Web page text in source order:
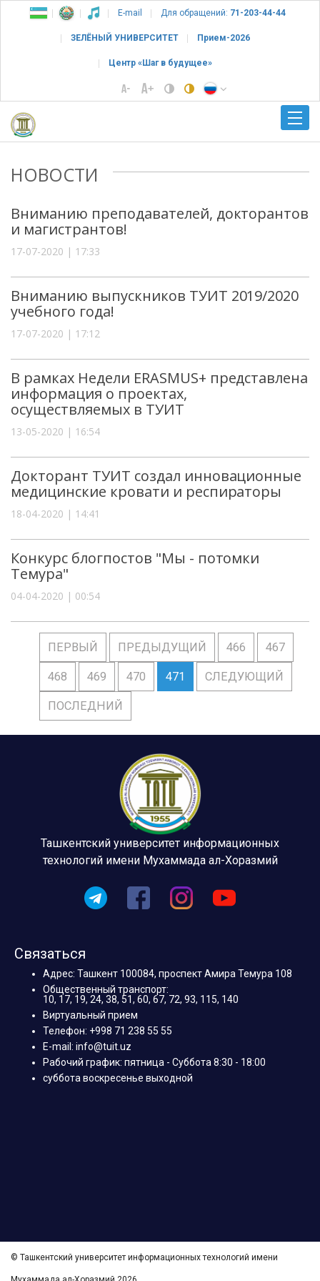
E-mail Для обращений: 71-203-44-44
ЗЕЛЁНЫЙ УНИВЕРСИТЕТ Прием-2026
Центр «Шаг в будущее»
НОВОСТИ
Вниманию преподавателей, докторантов
и магистрантов!
17-07-2020 | 17:33
Вниманию выпускников ТУИТ 2019/2020
учебного года!
17-07-2020 | 17:12
В рамках Недели ERASMUS+ представлена
информация о проектах,
осуществляемых в ТУИТ
13-05-2020 | 16:54
Докторант ТУИТ создал инновационные
медицинские кровати и респираторы
18-04-2020 | 14:41
Конкурс блогпостов "Мы - потомки
Темура"
04-04-2020 | 00:54
ПЕРВЫЙ ПРЕДЫДУЩИЙ 466 467
468 469 470 471 СЛЕДУЮЩИЙ
ПОСЛЕДНИЙ
Ташкентский университет информационных
технологий имени Мухаммада ал-Хоразмий
Связаться
Адрес: Ташкент 100084, проспект Амира Темура 108
Общественный транспорт:
10, 17, 19, 24, 38, 51, 60, 67, 72, 93, 115, 140
Виртуальный прием
Телефон: +998 71 238 55 55
E-mail: info@tuit.uz
Рабочий график: пятница - Суббота 8:30 - 18:00
суббота воскресенье выходной
© Ташкентский университет информационных технологий имени